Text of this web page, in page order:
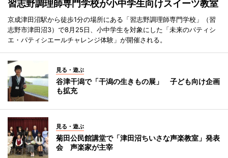
習志野調理師専門学校が小中学生向けスイーツ教室
京成津田沼駅から徒歩1分の場所にある「習志野調理師専門学校」（習
志野市津田沼3）で8月25日、小中学生を対象にした「未来のパティシ
エ・パティシエールチャレンジ体験」が開催される。
見る・遊ぶ
谷津干潟で「干潟の生きもの展」 子ども向け企画
も拡充
見る・遊ぶ
菊田公民館講堂で「津田沼ちいさな声楽教室」発表
会 声楽家が主宰